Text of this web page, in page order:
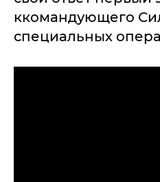
ккомандующего
специальных